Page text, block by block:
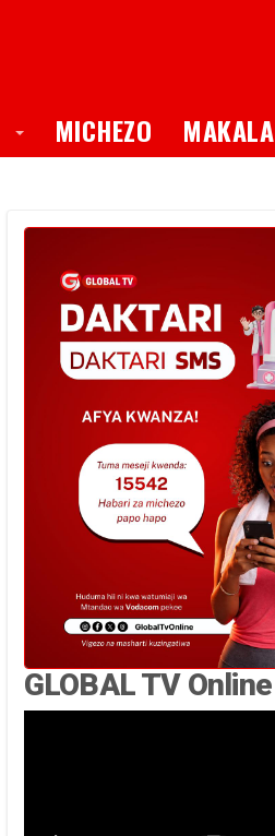
Toggle Dropdown
MICHEZO MAKALA
GLOBAL TV Online